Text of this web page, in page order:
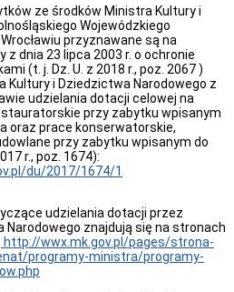
ze środków Ministra Kultury i
Wojewódzkiego
przyznawane są na
dnia 23 lipca 2003 r. o ochronie
(t. j. Dz. U. z 2018 r., poz. 2067 )
i Dziedzictwa Narodowego z
udzielania dotacji celowej na
przy zabytku wpisanym
oraz prace konserwatorskie,
przy zabytku wpisanym do
r., poz. 1674):
du/2017/1674/1
udzielania dotacji przez
Narodowego znajdują się na stronach
http://wwx.mk.gov.pl/pages/strona-
programy-ministra/programy-